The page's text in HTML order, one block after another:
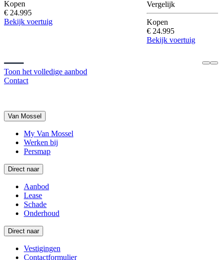
Kopen
€ 24.995
Bekijk voertuig
Vergelijk
Kopen
€ 24.995
Bekijk voertuig
Toon het volledige aanbod
Contact
Van Mossel
My Van Mossel
Werken bij
Persmap
Direct naar
Aanbod
Lease
Schade
Onderhoud
Direct naar
Vestigingen
Contactformulier